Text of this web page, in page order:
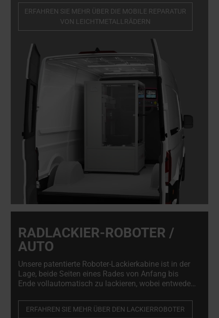
dennoch robustes Design ermöglicht die mühelose
Installation im Heck eines Lieferwagens,
Lastwagens oder Anhängers und macht sie zu
Reparaturdienstes.
ERFAHREN SIE MEHR ÜBER DIE MOBILE REPARATUR
VON LEICHTMETALLRÄDERN
RADLACKIER-ROBOTER /
AUTO
Unsere patentierte Roboter-Lackierkabine ist in der
Lage, beide Seiten eines Rades von Anfang bis
Ende vollautomatisch zu lackieren, wobei entweder
verwendet wird. Sorgt für ein optimales Finish und
reduziert gleichzeitig Abfall und Farbverbrauch um
ERFAHREN SIE MEHR ÜBER DEN LACKIERROBOTER